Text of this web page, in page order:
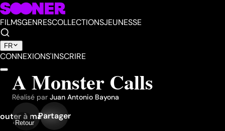
FILMSGENRESCOLLECTIONSJEUNESSE
FR
CONNEXIONS'INSCRIRE
Retour
A Monster Calls
Réalisé par Juan Antonio Bayona
à ma liste
Partager